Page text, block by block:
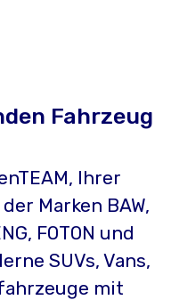
Fahrzeug
Ihrer
Marken BAW,
FOTON und
SUVs, Vans,
mit